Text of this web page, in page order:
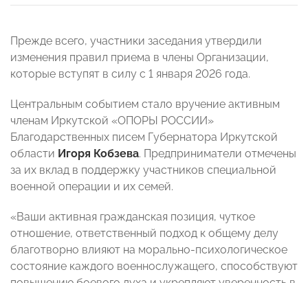
Прежде всего, участники заседания утвердили
изменения правил приема в члены Организации,
которые вступят в силу с 1 января 2026 года.
Центральным событием стало вручение активным
членам Иркутской «ОПОРЫ РОССИИ»
Благодарственных писем Губернатора Иркутской
области Игоря Кобзева. Предприниматели отмечены
за их вклад в поддержку участников специальной
военной операции и их семей.
«Ваши активная гражданская позиция, чуткое
отношение, ответственный подход к общему делу
благотворно влияют на морально-психологическое
состояние каждого военнослужащего, способствуют